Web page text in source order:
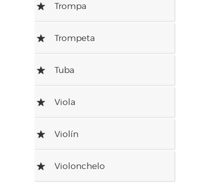
R Trompa
R Trompeta
R Tuba
R Viola
R Violín
R Violonchelo